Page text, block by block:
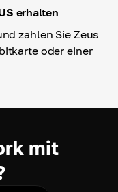
erhalten
zahlen Sie Zeus
oder einer
mit